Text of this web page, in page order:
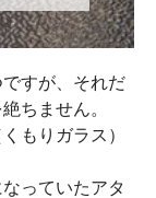
すが、それだ
ちません。
もりガラス）
っていたアタ